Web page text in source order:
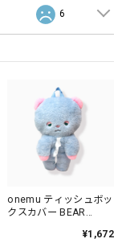
6
onemu ティッシュボッ
クスカバー BEAR
¥1,672